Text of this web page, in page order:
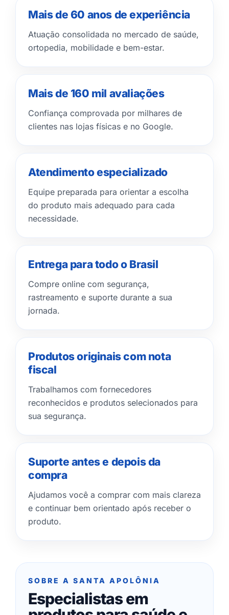
Mais de 60 anos de experiência
Atuação consolidada no mercado de saúde,
ortopedia, mobilidade e bem-estar.
Mais de 160 mil avaliações
Confiança comprovada por milhares de
clientes nas lojas físicas e no Google.
Atendimento especializado
Equipe preparada para orientar a escolha
do produto mais adequado para cada
necessidade.
Entrega para todo o Brasil
Compre online com segurança,
rastreamento e suporte durante a sua
jornada.
Produtos originais com nota
fiscal
Trabalhamos com fornecedores
reconhecidos e produtos selecionados para
sua segurança.
Suporte antes e depois da
compra
Ajudamos você a comprar com mais clareza
e continuar bem orientado após receber o
produto.
SOBRE A SANTA APOLÔNIA
Especialistas em